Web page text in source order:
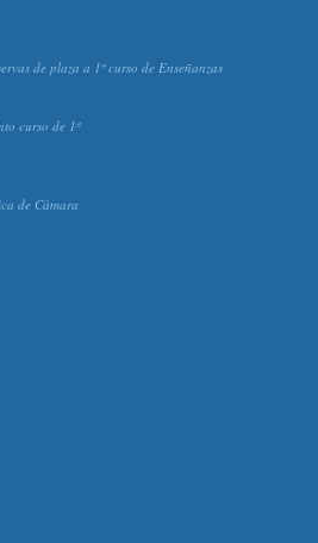
de plaza a 1º curso de Enseñanzas
curso de 1º
de Cámara